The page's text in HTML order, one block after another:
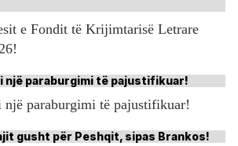
e Fondit të Krijimtarisë Letrare
paraburgimi të pajustifikuar!